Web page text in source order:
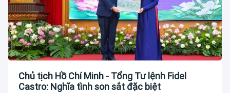
Chủ tịch Hồ Chí Minh - Tổng Tư lệnh Fidel
Castro: Nghĩa tình son sắt đặc biệt